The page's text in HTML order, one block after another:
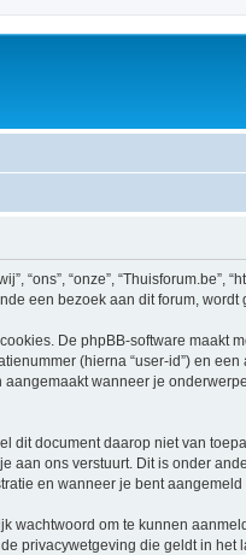
“onze”, “Thuisforum.be”,
een bezoek aan dit forum, wordt
De phpBB-software maakt
(hierna “user-id”) en
wanneer je
document daarop niet van
ons verstuurt. Dit is onder
en wanneer je bent aangemeld
om te kunnen
privacywetgeving die geldt in